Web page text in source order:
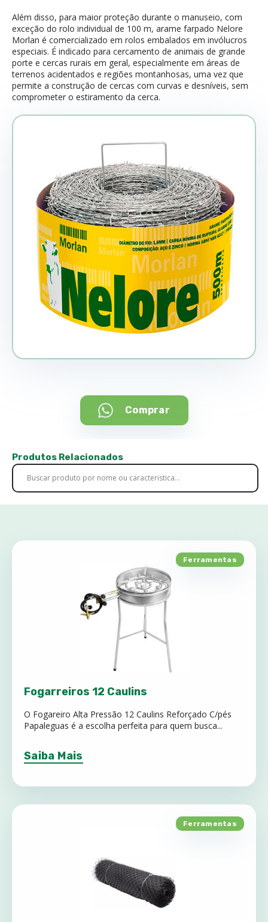
Além disso, para maior proteção durante o manuseio, com
exceção do rolo individual de 100 m, arame farpado Nelore
Morlan é comercializado em rolos embalados em invólucros
especiais. É indicado para cercamento de animais de grande
porte e cercas rurais em geral, especialmente em áreas de
terrenos acidentados e regiões montanhosas, uma vez que
permite a construção de cercas com curvas e desníveis, sem
comprometer o estiramento da cerca.
Comprar
Produtos Relacionados
Fogarreiros 12 Caulins
O Fogareiro Alta Pressão 12 Caulins Reforçado C/pés
Papaleguas é a escolha perfeita para quem busca...
Saiba Mais
Ferramentas
Ferramentas